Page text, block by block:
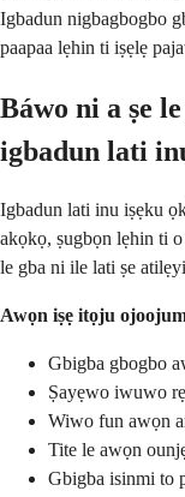
Igbadun nigbagbogbo
paapaa lẹhin ti iṣẹlẹ
Báwo ni a ṣe
igbadun lati
Igbadun lati inu iṣẹku
akọkọ, ṣugbọn lẹhin ti
le gba ni ile lati ṣe
Awọn iṣẹ itọju
Gbigba gbogbo
Ṣayẹwo iwuwo
Wiwo fun awọn
Tite le awọn
Gbigba isinmi to